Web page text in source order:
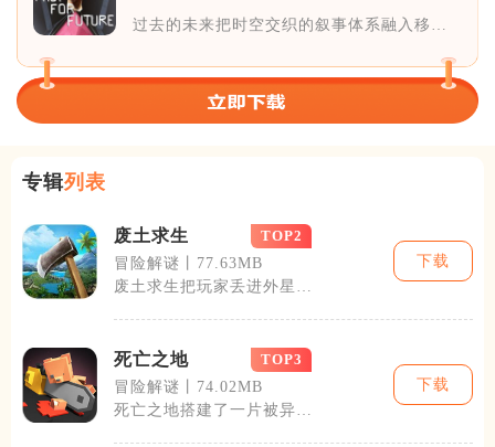
过去的未来把时空交织的叙事体系融入移动
专辑列表
废土求生
TOP2
冒险解谜丨77.63MB
废土求生把玩家丢进外星入
下载
死亡之地
TOP3
冒险解谜丨74.02MB
死亡之地搭建了一片被异变
下载